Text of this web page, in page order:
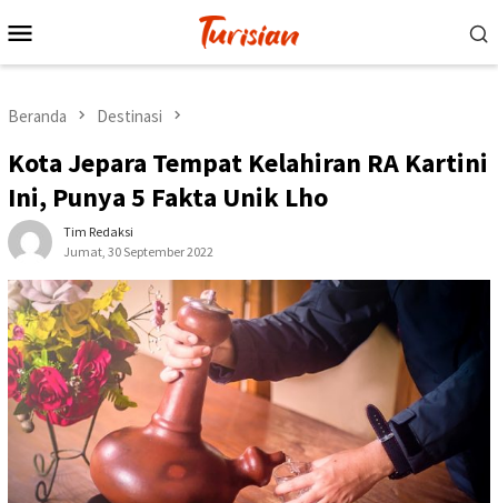
ke
Mobile
Beranda Destinasi
Kota Jepara Tempat Kelahiran RA Kartini
Ini, Punya 5 Fakta Unik Lho
Tim Redaksi
Jumat, 30 September 2022